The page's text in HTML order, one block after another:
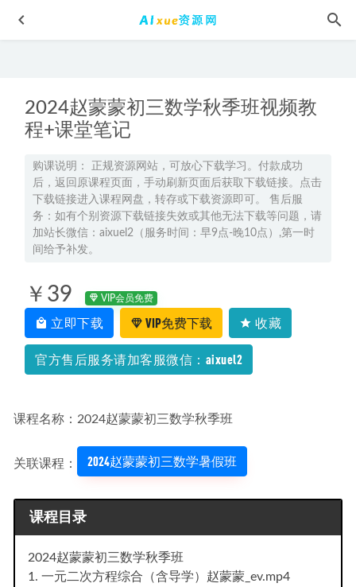
2024赵蒙蒙初三数学秋季班视频教
程+课堂笔记
购课说明： 正规资源网站，可放心下载学习。付款成功
后，返回原课程页面，手动刷新页面后获取下载链接。点击
下载链接进入课程网盘，转存或下载资源即可。 售后服
务：如有个别资源下载链接失效或其他无法下载等问题，请
加站长微信：aixuel2（服务时间：早9点-晚10点）,第一时
间给予补发。
￥39 VIP会员免费
立即下载 VIP免费下载 收藏
官方售后服务请加客服微信：aixuel2
课程名称：2024赵蒙蒙初三数学秋季班
关联课程： 2024赵蒙蒙初三数学暑假班
课程目录
2024赵蒙蒙初三数学秋季班
1. 一元二次方程综合（含导学）赵蒙蒙_ev.mp4
2025李博恩高二英语a+秋季班网课教程 2024-09-28
硬笔书法练字视频，楷书行书字帖入门教学成人学生快速钢
笔练字,41.07G百度网盘资源打包下载
2021-11-29
2025陈晨高三语文a二轮复习寒春班
盘下载 2022-05-23
最新高中历史网课教程段北辰22年高考历史教学视频,7.42G学
习资料百度网盘资源打包下载 2022-01-09